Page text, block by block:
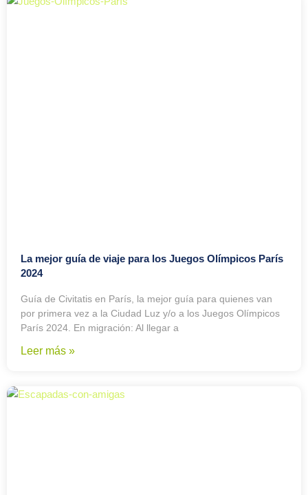
La mejor guía de viaje para los Juegos Olímpicos París
2024
Guía de Civitatis en París, la mejor guía para quienes van
por primera vez a la Ciudad Luz y/o a los Juegos Olímpicos
París 2024. En migración: Al llegar a
Leer más »